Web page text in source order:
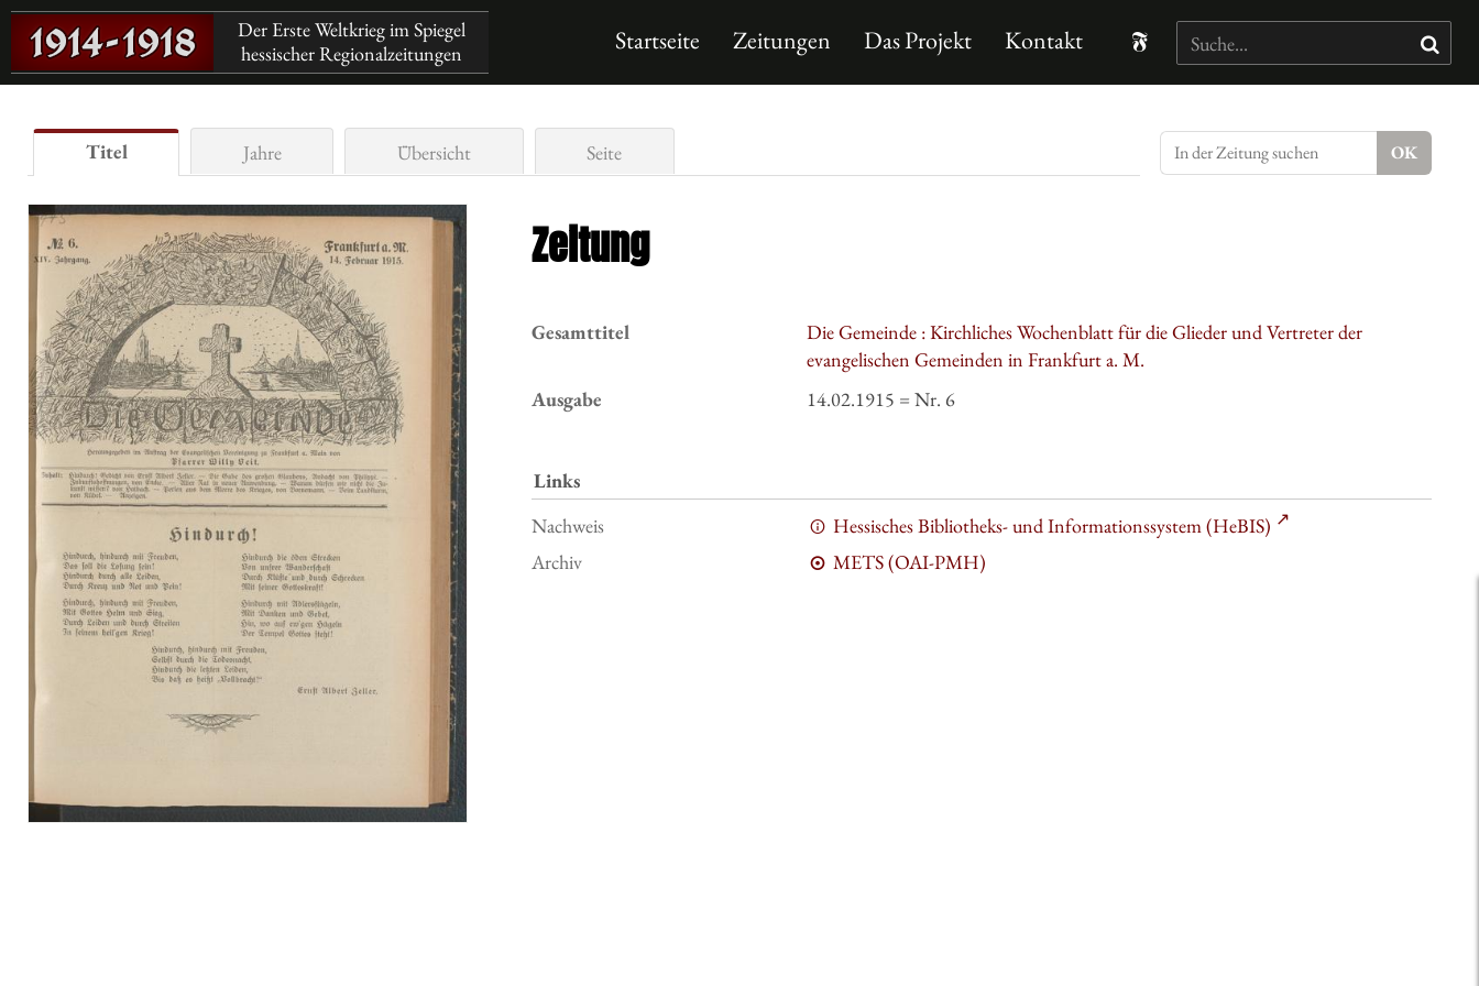
Der Erste Weltkrieg im Spiegel
hessischer Regionalzeitungen
Startseite Zeitungen Das Projekt Kontakt
Titel Jahre Übersicht Seite
Zeitung
Gesamttitel
Die Gemeinde : Kirchliches Wochenblatt für die Glieder und Vertreter der
evangelischen Gemeinden in Frankfurt a. M.
Ausgabe
14.02.1915 = Nr. 6
Links
Nachweis
Hessisches Bibliotheks- und Informationssystem (HeBIS)
Archiv
METS (OAI-PMH)